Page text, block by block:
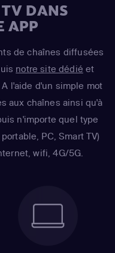
DANS
APP
de chaînes diffusées
notre site dédié et
. A l'aide d'un simple mot
aux chaînes ainsi qu'à
n'importe quel type
PC, Smart TV)
wifi, 4G/5G.